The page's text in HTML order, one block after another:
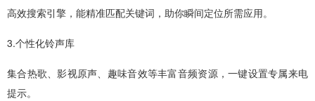
高效搜索引擎，能精准匹配关键词，助你瞬间定位所需应用。
3.个性化铃声库
集合热歌、影视原声、趣味音效等丰富音频资源，一键设置专属来电
提示。